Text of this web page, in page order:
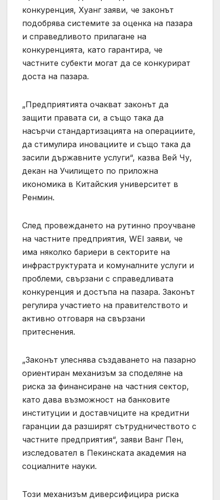
конкуренция, Хуанг заяви, че законът
подобрява системите за оценка на пазара
и справедливото прилагане на
конкуренцията, като гарантира, че
частните субекти могат да се конкурират
доста на пазара.
„Предприятията очакват законът да
защити правата си, а също така да
насърчи стандартизацията на операциите,
да стимулира иновациите и също така да
засили държавните услуги“, казва Вей Чу,
декан на Училището по приложна
икономика в Китайския университет в
Ренмин.
След провеждането на рутинно проучване
на частните предприятия, WEI заяви, че
има няколко бариери в секторите на
инфраструктурата и комуналните услуги и
проблеми, свързани с справедливата
конкуренция и достъпа на пазара. Законът
регулира участието на правителството и
активно отговаря на свързани
притеснения.
„Законът улеснява създаването на пазарно
ориентиран механизъм за споделяне на
риска за финансиране на частния сектор,
като дава възможност на банковите
институции и доставчиците на кредитни
гаранции да разширят сътрудничеството с
частните предприятия“, заяви Ванг Пен,
изследовател в Пекинската академия на
социалните науки.
Този механизъм диверсифицира риска